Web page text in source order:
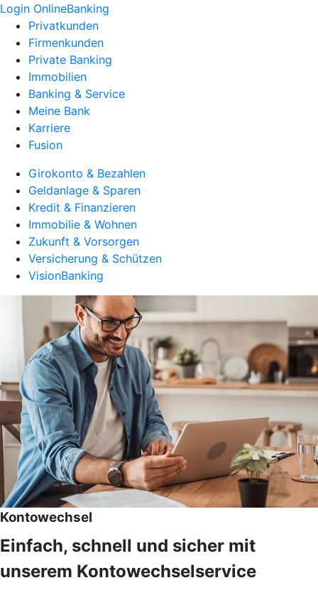
Login OnlineBanking
Privatkunden
Firmenkunden
Private Banking
Immobilien
Banking & Service
Meine Bank
Karriere
Fusion
Girokonto & Bezahlen
Geldanlage & Sparen
Kredit & Finanzieren
Immobilie & Wohnen
Zukunft & Vorsorgen
Versicherung & Schützen
VisionBanking
Kontowechsel
Einfach, schnell und sicher mit
unserem Kontowechselservice